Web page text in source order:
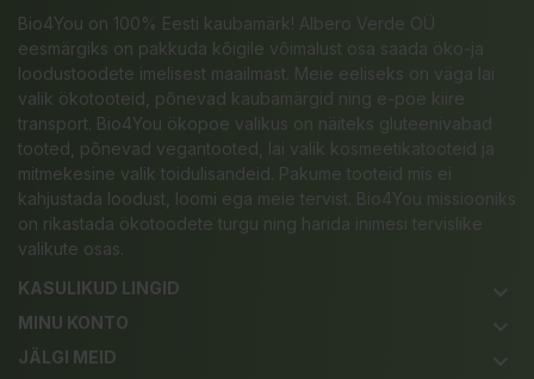
Bio4You on 100% Eesti kaubamärk! Albero Verde OÜ
eesmärgiks on pakkuda kõigile võimalust osa saada öko-ja
loodustoodete imelisest maailmast. Meie eeliseks on väga lai
valik ökotooteid, põnevad kaubamärgid ning e-poe kiire
transport. Bio4You ökopoe valikus on näiteks gluteenivabad
tooted, põnevad vegantooted, lai valik kosmeetikatooteid ja
mitmekesine valik toidulisandeid. Pakume tooteid mis ei
kahjustada loodust, loomi ega meie tervist. Bio4You missiooniks
on rikastada ökotoodete turgu ning harida inimesi tervislike
valikute osas.
KASULIKUD LINGID
keyboard_arrow_down
MINU KONTO keyboard_arrow_down
JÄLGI MEID keyboard_arrow_down